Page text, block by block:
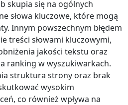
skupia się na ogólnych
słowa kluczowe, które mogą
Innym powszechnym błędem
treści słowami kluczowymi,
jakości tekstu oraz
ranking w wyszukiwarkach.
struktura strony oraz brak
wysokim
co również wpływa na